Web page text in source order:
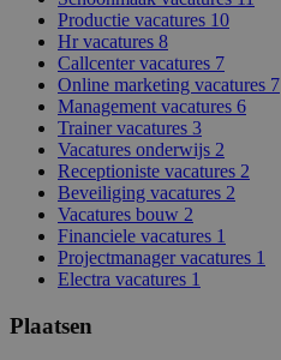
Productie vacatures 10
Hr vacatures 8
Callcenter vacatures 7
Online marketing vacatures 7
Management vacatures 6
Trainer vacatures 3
Vacatures onderwijs 2
Receptioniste vacatures 2
Beveiliging vacatures 2
Vacatures bouw 2
Financiele vacatures 1
Projectmanager vacatures 1
Electra vacatures 1
Plaatsen